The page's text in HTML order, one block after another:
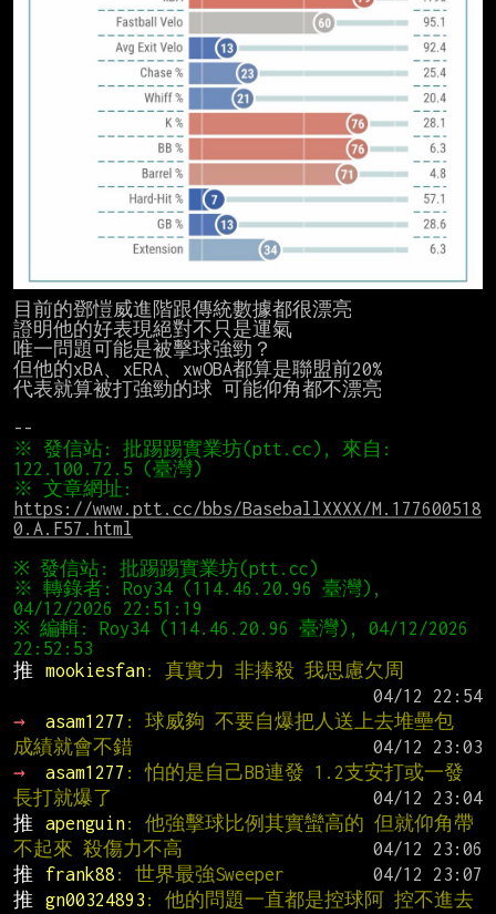
目前的鄧愷威進階跟傳統數據都很漂亮
證明他的好表現絕對不只是運氣
唯一問題可能是被擊球強勁？
但他的xBA、xERA、xwOBA都算是聯盟前20%
代表就算被打強勁的球 可能仰角都不漂亮
※ 發信站: 批踢踢實業坊(ptt.cc), 來自:
https://www.ptt.cc/bbs/BaseballXXXX/M.177600518
0.A.F57.html
※ 轉錄者: Roy34 (114.46.20.96 臺灣),
※ 編輯: Roy34 (114.46.20.96 臺灣), 04/12/2026
推
mookiesfan: 真實力 非捧殺 我思慮欠周
→
asam1277 : 球威夠 不要自爆把人送上去堆壘包
成績就會不錯
→
asam1277 : 怕的是自己BB連發 1.2支安打或一發
長打就爆了
推
apenguin: 他強擊球比例其實蠻高的 但就仰角帶
不起來 殺傷力不高
推
frank88 : 世界最強Sweeper
推
gn00324893 : 他的問題一直都是控球阿 控不進去